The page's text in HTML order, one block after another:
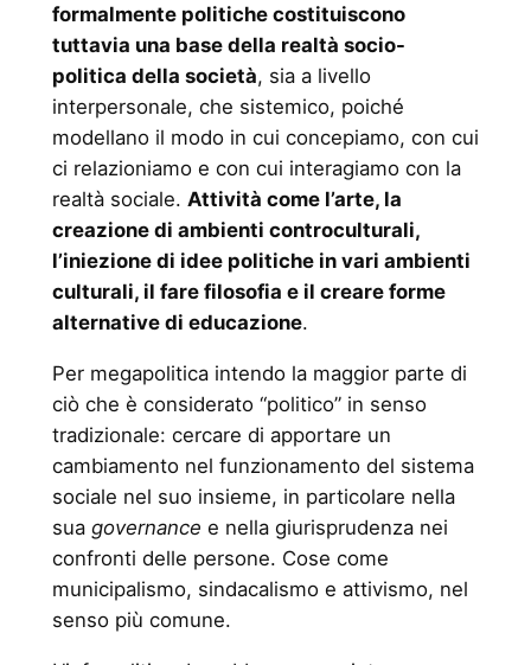
formalmente politiche costituiscono
tuttavia una base della realtà socio-
politica della società, sia a livello
interpersonale, che sistemico, poiché
modellano il modo in cui concepiamo, con cui
ci relazioniamo e con cui interagiamo con la
realtà sociale. Attività come l’arte, la
creazione di ambienti controculturali,
l’iniezione di idee politiche in vari ambienti
culturali, il fare filosofia e il creare forme
alternative di educazione.
Per megapolitica intendo la maggior parte di
ciò che è considerato “politico” in senso
tradizionale: cercare di apportare un
cambiamento nel funzionamento del sistema
sociale nel suo insieme, in particolare nella
sua governance e nella giurisprudenza nei
confronti delle persone. Cose come
municipalismo, sindacalismo e attivismo, nel
senso più comune.